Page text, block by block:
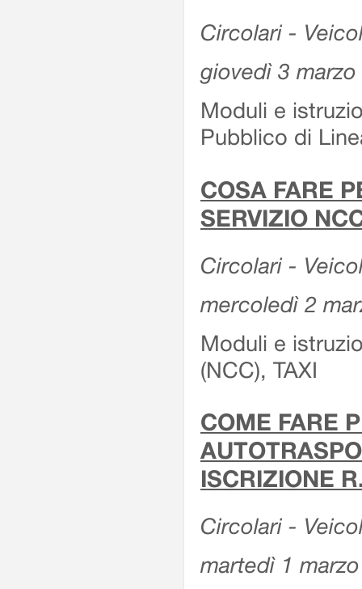
Circolari -
giovedì 3 marzo
Moduli e
Pubblico di
COSA FARE
SERVIZIO
Circolari -
mercoledì 2
Moduli e
(NCC), TAXI
COME FARE
ISCRIZIONE
Circolari -
martedì 1